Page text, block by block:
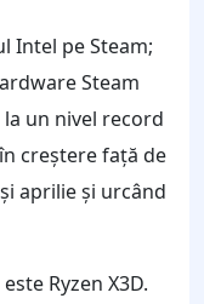
Intel pe Steam;
Steam
un nivel record
creștere față de
aprilie și urcând
Ryzen X3D.